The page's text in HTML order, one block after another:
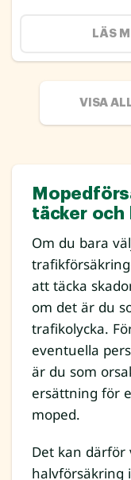
LÄS
VISA
täcker och
Om du bara
att täcka
om det är du
trafikolycka.
eventuella
är du som
ersättning för
moped.
Det kan därför
halvförsäkring